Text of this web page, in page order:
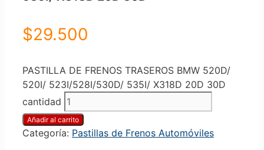
$29.500
PASTILLA DE FRENOS TRASEROS BMW 520D/
520I/ 523I/528I/530D/ 535I/ X318D 20D 30D
cantidad
Añadir al carrito
Categoría: Pastillas de Frenos Automóviles